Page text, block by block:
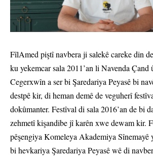
FîlAmed piştî navbera ji salekê careke din
ku yekemcar sala 2011’an li Navenda Çand
Cegerxwîn a ser bi Şaredariya Peyasê bi
destpê kir, di heman demê de veguherî
dokûmanter. Festîval di sala 2016’an de bi
zehmetî kişandibe jî karên xwe dewam kir.
pêşengiya Komeleya Akademiya
bi hevkariya Şaredariya Peyasê wê di